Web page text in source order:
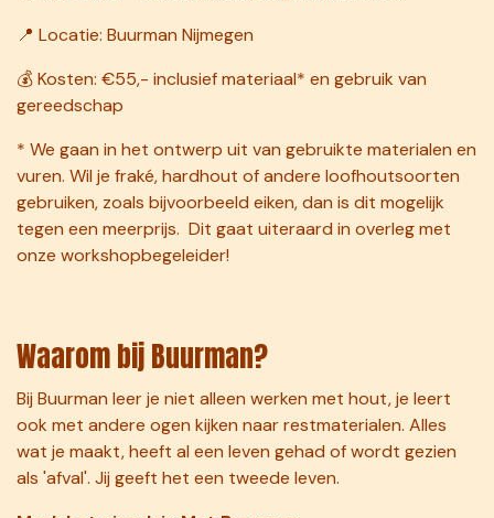
📍 Locatie: Buurman Nijmegen
💰 Kosten: €55,- inclusief materiaal* en gebruik van
gereedschap
* We gaan in het ontwerp uit van gebruikte materialen en
vuren. Wil je fraké, hardhout of andere loofhoutsoorten
gebruiken, zoals bijvoorbeeld eiken, dan is dit mogelijk
tegen een meerprijs. Dit gaat uiteraard in overleg met
onze workshopbegeleider!​
Waarom bij Buurman?
Bij Buurman leer je niet alleen werken met hout, je leert
ook met andere ogen kijken naar restmaterialen. Alles
wat je maakt, heeft al een leven gehad of wordt gezien
als 'afval'. Jij geeft het een tweede leven.